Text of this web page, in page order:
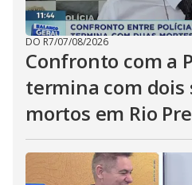
DO R7/07/08/2026
Confronto com a
termina com dois
mortos em Rio